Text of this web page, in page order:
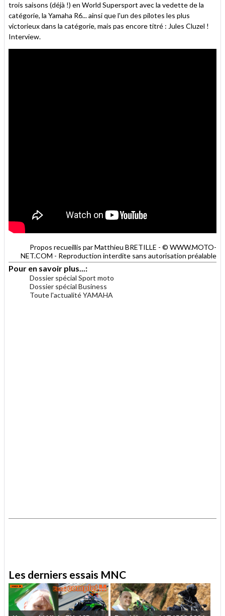
trois saisons (déjà !) en World Supersport avec la vedette de la
catégorie, la Yamaha R6... ainsi que l'un des pilotes les plus
victorieux dans la catégorie, mais pas encore titré : Jules Cluzel !
Interview.
Propos recueillis par Matthieu BRETILLE - © WWW.MOTO-
NET.COM - Reproduction interdite sans autorisation préalable
Pour en savoir plus...:
Dossier spécial Sport moto
Dossier spécial Business
Toute l'actualité YAMAHA
Les derniers essais MNC